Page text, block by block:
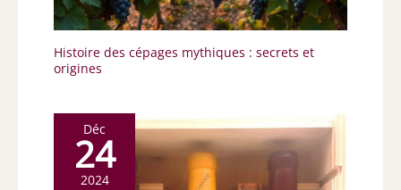
Histoire des cépages mythiques : secrets et
origines
Déc
24
2024